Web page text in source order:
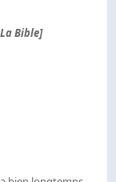
Bible]